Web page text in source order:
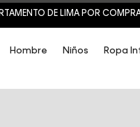
DE LIMA POR
Hombre Niños Ropa